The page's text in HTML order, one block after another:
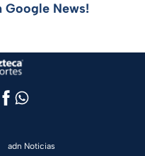
Google News!
adn Noticias